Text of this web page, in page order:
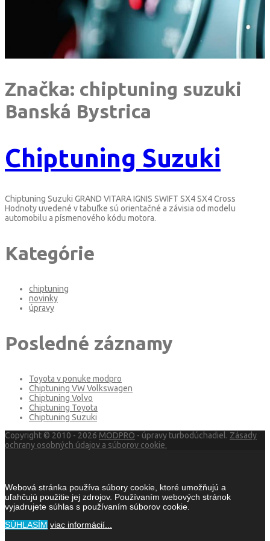
Značka: chiptuning suzuki
Banská Bystrica
Chiptuning Suzuki
Chiptuning Suzuki GRAND VITARA IGNIS SWIFT SX4 SX4 Cross
Hodnoty uvedené v tabuľke sú orientačné a závisia od modelu
automobilu a písmenového kódu motora.
Kategórie
chiptuning
novinky
úpravy
Posledné záznamy
Toyota v ponuke modpro
Chiptuning VW Volkswagen
Chiptuning Volvo
Chiptuning Toyota
Chiptuning Suzuki
Copyright © 2010 - 2026 MODPRO - úpravy turbodúchadiel. Zásady
ochrany osobných údajov a súborov cookie.
Webová stránka používa súbory cookie, ktoré umožňujú a
uľahčujú použitie jej zdrojov. Používaním webových stránok
vyjadrujete súhlas s používaním súborov cookie.
SÚHLASÍM viac informácií...